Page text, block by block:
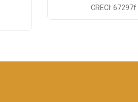
CRECI: 67297f